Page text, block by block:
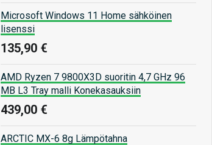
Microsoft Windows 11 Home sähköinen
lisenssi
135,90 €
AMD Ryzen 7 9800X3D suoritin 4,7 GHz 96
MB L3 Tray malli Konekasauksiin
439,00 €
ARCTIC MX-6 8g Lämpötahna